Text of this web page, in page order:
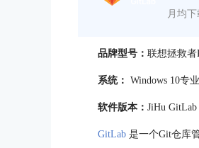
月均下
品牌型号： 联想拯救者
系统： Windows 10专
软件版本： JiHu GitLab
GitLab 是一个Git仓库